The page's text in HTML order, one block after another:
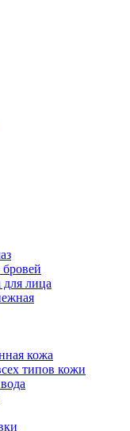
лица
кожа
типов кожи